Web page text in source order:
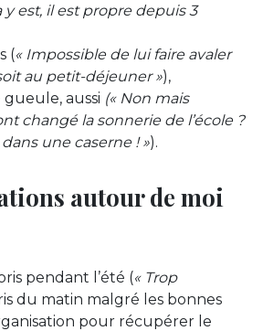
y est, il est propre depuis 3
(« Impossible de lui faire avaler
au petit-déjeuner »),
gueule, aussi (« Non mais
changé la sonnerie de l’école ?
une caserne ! »).
autour de moi
pendant l’été (« Trop
du matin malgré les bonnes
pour récupérer le